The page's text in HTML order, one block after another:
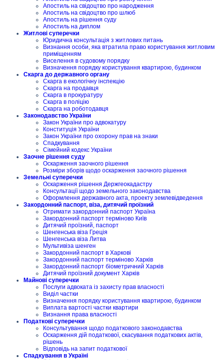
Апостиль на свідоцтво про народження
Апостиль на свідоцтво про шлюб
Апостиль на рішення суду
Апостиль на диплом
Житлові суперечки
Юридична консультація з житлових питань
Визнання особи, яка втратила право користування житловим
приміщенням
Виселення в судовому порядку
Визначення порядку користування квартирою, будинком
Скарга до державного органу
Скарга в екологічну інспекцію
Скарга на продавця
Скарга в прокуратуру
Скарга в поліцію
Скарга на роботодавця
Законодавство України
Закон України про адвокатуру
Конституція України
Закон України про охорону прав на знаки
Спадкування
Сімейний кодекс України
Заочне рішення суду
Оскарження заочного рішення
Розміри зборів щодо оскарження заочного рішення
Земельні суперечки
Оскарження рішення Держгеокадастру
Консультації щодо земельного законодавства
Оформлення державного акта, проекту землевідведення
Закордонний паспорт, віза, дитячий проїзний
Отримати закордонний паспорт Україна
Закордонний паспорт терміново Київ
Дитячий проїзний, паспорт
Шенгенська віза Греція
Шенгенська віза Литва
Мультивіза шенген
Закордонний паспорт в Харкові
Закордонний паспорт терміново Харків
Закордонний паспорт біометричний Харків
Дитячий проїзний документ Харків
Майнові суперечки
Послуги адвоката із захисту прав власності
Виділ частки
Визначення порядку користування квартирою, будинком
Виплата вартості частки квартири
Визнання права власності
Податкові суперечки
Консультування щодо податкового законодавства
Оскарження дій податкової, скасування податкових актів,
рішень
Відповідь на запит податкової
Спадкування в Україні